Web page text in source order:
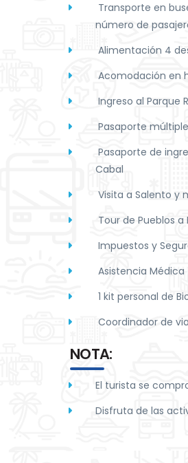
Transporte en
número de
Alimentación 4
Acomodación en
Ingreso al Parque
Pasaporte
Pasaporte de
Cabal
Visita a Salento y
Tour de Pueblos
Impuestos y
Asistencia
1 kit personal de
Coordinador de
NOTA:
El turista se
Disfruta de las